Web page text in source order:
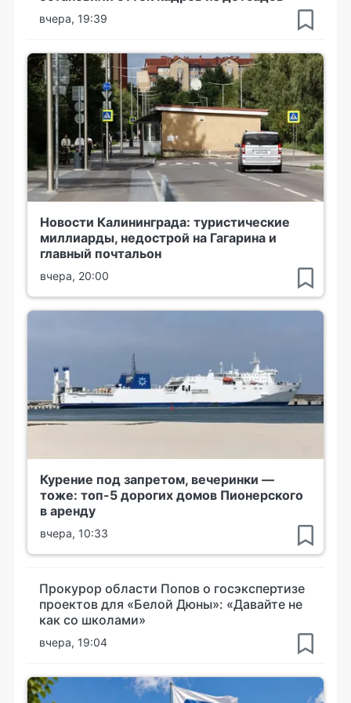
вчера, 19:39
Новости Калининграда: туристические
миллиарды, недострой на Гагарина и
главный почтальон
вчера, 20:00
Курение под запретом, вечеринки —
тоже: топ-5 дорогих домов Пионерского
в аренду
вчера, 10:33
Прокурор области Попов о госэкспертизе
проектов для «Белой Дюны»: «Давайте не
как со школами»
вчера, 19:04